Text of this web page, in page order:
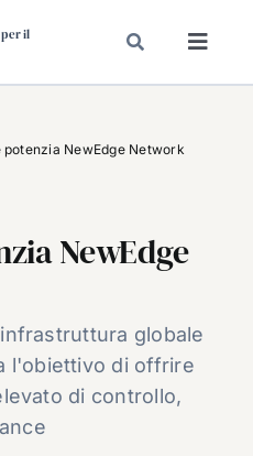
il
potenzia NewEdge Network
NewEdge
globale
l'obiettivo di offrire
di controllo,